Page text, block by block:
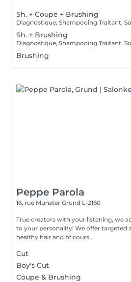
Sh. + Coupe + Brushing
Sh. + Brushing
Brushing
Peppe Parola
16, rue Munster Grund L-2160
True creators with your listening, we
to your personality! We offer targeted
healthy hair and of cours...
Cut
Boy's Cut
Coupe & Brushing